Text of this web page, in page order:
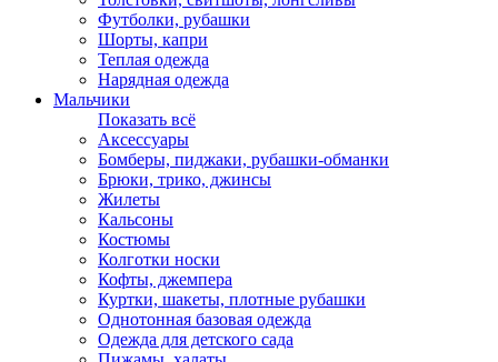
Футболки, рубашки
Шорты, капри
Теплая одежда
Нарядная одежда
Мальчики
Показать всё
Аксессуары
Бомберы, пиджаки, рубашки-обманки
Брюки, трико, джинсы
Жилеты
Кальсоны
Костюмы
Колготки носки
Кофты, джемпера
Куртки, шакеты, плотные рубашки
Однотонная базовая одежда
Одежда для детского сада